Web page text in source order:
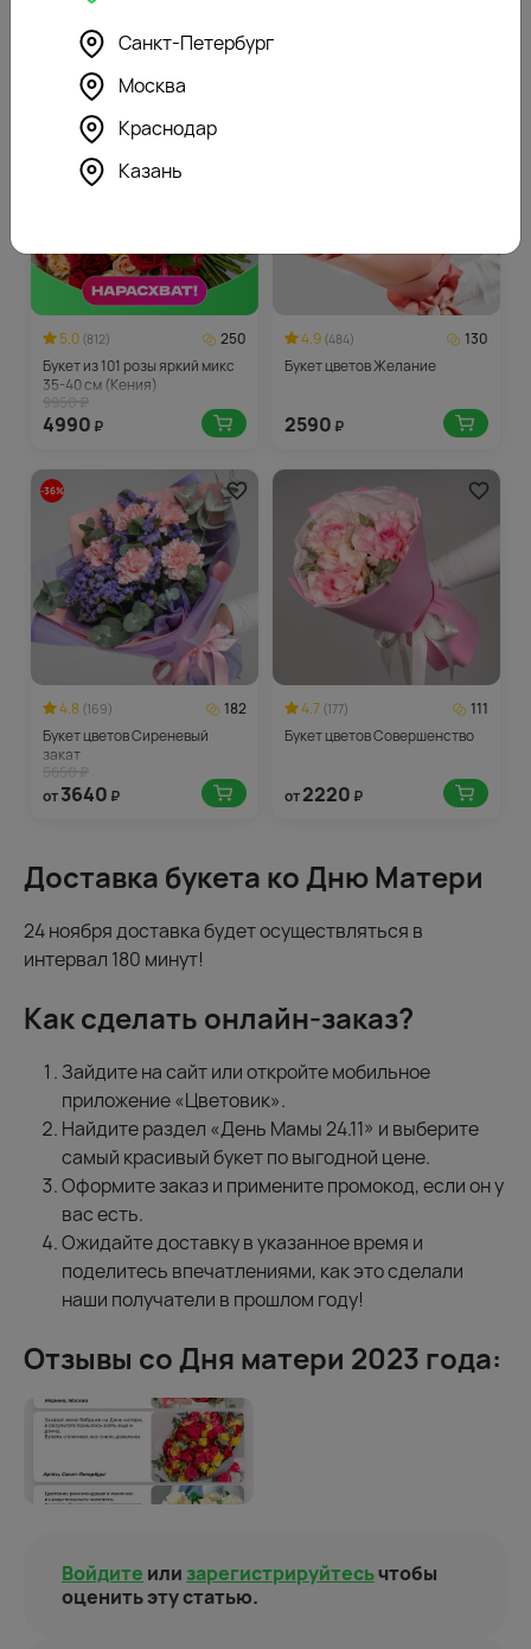
5.0 (812)
250
Букет из 101 розы яркий микс
35-40 см (Кения)
4990 ₽
4.9 (484)
130
Букет цветов Желание
2590 ₽
-36%
4.8 (169)
182
Букет цветов Сиреневый
закат
от3640 ₽
4.7 (177)
111
Букет цветов Совершенство
от2220 ₽
Доставка букета ко Дню Матери
24 ноября доставка будет осуществляться в
интервал 180 минут!
Как сделать онлайн-заказ?
Зайдите на сайт или откройте мобильное
приложение «Цветовик».
Найдите раздел «День Мамы 24.11» и выберите
самый красивый букет по выгодной цене.
Оформите заказ и примените промокод, если он у
вас есть.
Ожидайте доставку в указанное время и
поделитесь впечатлениями, как это сделали
наши получатели в прошлом году!
Отзывы со Дня матери 2023 года:
Войдите илизарегистрируйтесьчтобы
оценить эту статью.
Санкт-Петербург
Москва
Краснодар
Казань